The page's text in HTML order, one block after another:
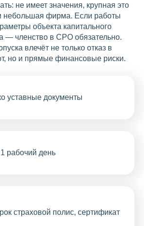
не имеет значения, крупная это
небольшая фирма. Если работы
объекта капитального
— членство в СРО обязательно.
влечёт не только отказ в
но и прямые финансовые риски.
уставные документы
рабочий день
страховой полис, сертификат